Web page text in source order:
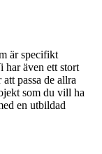
är specifikt
har även ett stort
passa de allra
som du vill ha
en utbildad